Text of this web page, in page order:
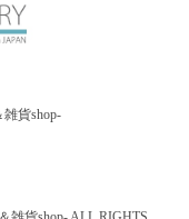
貨shop-